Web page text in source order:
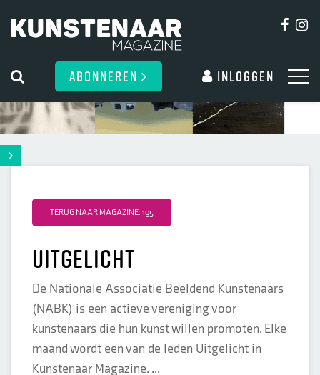
ABONNEREN Inloggen
TERUG NAAR MAGAZINE: 195
Uitgelicht
De Nationale Associatie Beeldend Kunstenaars
(NABK) is een actieve vereniging voor
kunstenaars die hun kunst willen promoten. Elke
maand wordt een van de leden Uitgelicht in
Kunstenaar Magazine. ...